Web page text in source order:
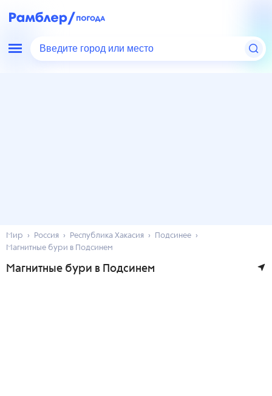
Введите город или место
Мир Россия Республика Хакасия
Подсинее
Магнитные бури в Подсинем
Магнитные бури в Подсинем